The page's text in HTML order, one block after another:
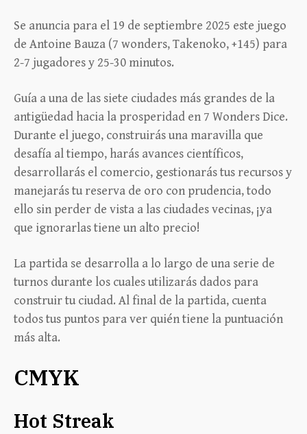
Se anuncia para el 19 de septiembre 2025 este juego
de Antoine Bauza (7 wonders, Takenoko, +145) para
2-7 jugadores y 25-30 minutos.
Guía a una de las siete ciudades más grandes de la
antigüedad hacia la prosperidad en 7 Wonders Dice.
Durante el juego, construirás una maravilla que
desafía al tiempo, harás avances científicos,
desarrollarás el comercio, gestionarás tus recursos y
manejarás tu reserva de oro con prudencia, todo
ello sin perder de vista a las ciudades vecinas, ¡ya
que ignorarlas tiene un alto precio!
La partida se desarrolla a lo largo de una serie de
turnos durante los cuales utilizarás dados para
construir tu ciudad. Al final de la partida, cuenta
todos tus puntos para ver quién tiene la puntuación
más alta.
CMYK
Hot Streak